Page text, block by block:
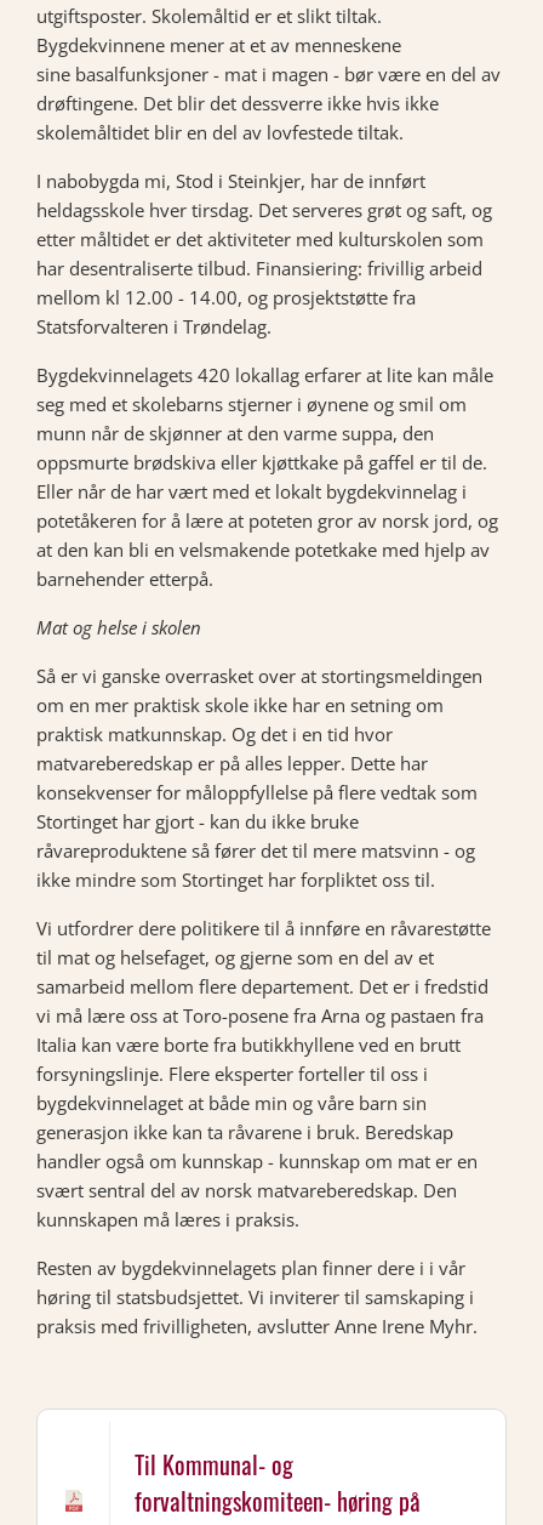
utgiftsposter. Skolemåltid er et slikt tiltak.
Bygdekvinnene mener at et av menneskene
sine basalfunksjoner - mat i magen - bør være en del av
drøftingene. Det blir det dessverre ikke hvis ikke
skolemåltidet blir en del av lovfestede tiltak.
I nabobygda mi, Stod i Steinkjer, har de innført
heldagsskole hver tirsdag. Det serveres grøt og saft, og
etter måltidet er det aktiviteter med kulturskolen som
har desentraliserte tilbud. Finansiering: frivillig arbeid
mellom kl 12.00 - 14.00, og prosjektstøtte fra
Statsforvalteren i Trøndelag.
Bygdekvinnelagets 420 lokallag erfarer at lite kan måle
seg med et skolebarns stjerner i øynene og smil om
munn når de skjønner at den varme suppa, den
oppsmurte brødskiva eller kjøttkake på gaffel er til de.
Eller når de har vært med et lokalt bygdekvinnelag i
potetåkeren for å lære at poteten gror av norsk jord, og
at den kan bli en velsmakende potetkake med hjelp av
barnehender etterpå.
Mat og helse i skolen
Så er vi ganske overrasket over at stortingsmeldingen
om en mer praktisk skole ikke har en setning om
praktisk matkunnskap. Og det i en tid hvor
matvareberedskap er på alles lepper. Dette har
konsekvenser for måloppfyllelse på flere vedtak som
Stortinget har gjort - kan du ikke bruke
råvareproduktene så fører det til mere matsvinn - og
ikke mindre som Stortinget har forpliktet oss til.
Vi utfordrer dere politikere til å innføre en råvarestøtte
til mat og helsefaget, og gjerne som en del av et
samarbeid mellom flere departement. Det er i fredstid
vi må lære oss at Toro-posene fra Arna og pastaen fra
Italia kan være borte fra butikkhyllene ved en brutt
forsyningslinje. Flere eksperter forteller til oss i
bygdekvinnelaget at både min og våre barn sin
generasjon ikke kan ta råvarene i bruk. Beredskap
handler også om kunnskap - kunnskap om mat er en
svært sentral del av norsk matvareberedskap. Den
kunnskapen må læres i praksis.
Resten av bygdekvinnelagets plan finner dere i i vår
høring til statsbudsjettet. Vi inviterer til samskaping i
praksis med frivilligheten, avslutter Anne Irene Myhr.
Til Kommunal- og
forvaltningskomiteen- høring på